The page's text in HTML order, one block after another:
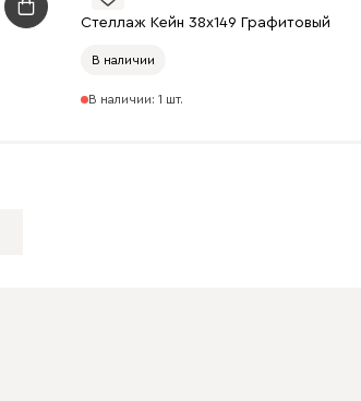
Стеллаж Кейн 38x149 Графитовый
В наличии
В наличии: 1 шт.